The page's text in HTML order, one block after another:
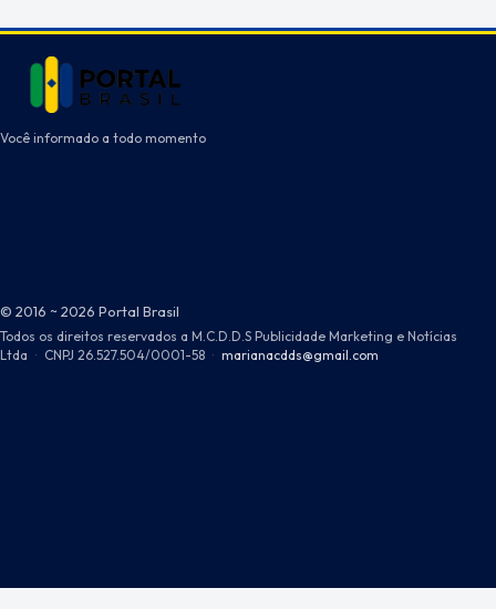
Você informado a todo momento
© 2016 ~ 2026 Portal Brasil
Todos os direitos reservados a M.C.D.D.S Publicidade Marketing e Notícias
Ltda · CNPJ 26.527.504/0001-58 · marianacdds@gmail.com